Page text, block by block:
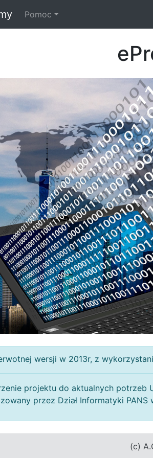
strony PWSTE w nowym oknie
Pomoc
wersji w 2013r, z
projektu do aktualnych potrzeb
przez Dział Informatyki PANS
(c)